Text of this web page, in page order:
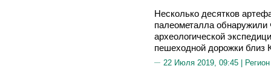
Несколько десятков
палеометалла
археологической
пешеходной дорожки близ
22 Июля 2019, 09:45 |